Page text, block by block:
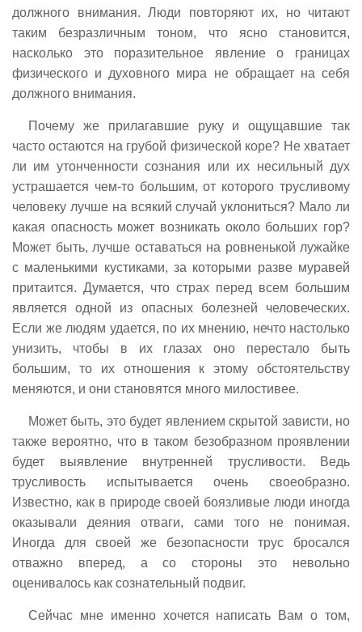
должного внимания. Люди повторяют их, но читают
таким безразличным тоном, что ясно становится,
насколько это поразительное явление о границах
физического и духовного мира не обращает на себя
должного внимания.
Почему же прилагавшие руку и ощущавшие так
часто остаются на грубой физической коре? Не хватает
ли им утонченности сознания или их несильный дух
устрашается чем-то большим, от которого трусливому
человеку лучше на всякий случай уклониться? Мало ли
какая опасность может возникать около больших гор?
Может быть, лучше оставаться на ровненькой лужайке
с маленькими кустиками, за которыми разве муравей
притаится. Думается, что страх перед всем большим
является одной из опасных болезней человеческих.
Если же людям удается, по их мнению, нечто настолько
унизить, чтобы в их глазах оно перестало быть
большим, то их отношения к этому обстоятельству
меняются, и они становятся много милостивее.
Может быть, это будет явлением скрытой зависти, но
также вероятно, что в таком безобразном проявлении
будет выявление внутренней трусливости. Ведь
трусливость испытывается очень своеобразно.
Известно, как в природе своей боязливые люди иногда
оказывали деяния отваги, сами того не понимая.
Иногда для своей же безопасности трус бросался
отважно вперед, а со стороны это невольно
оценивалось как сознательный подвиг.
Сейчас мне именно хочется написать Вам о том,